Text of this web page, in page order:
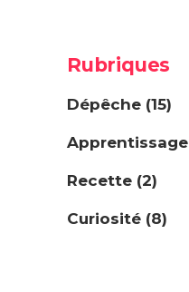
Rubriques
Dépêche (15)
Apprentissage
Recette (2)
Curiosité (8)